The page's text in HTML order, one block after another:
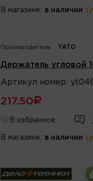
В магазине: в наличии
Производитель: YATO
Держатель угловой
Артикул номер :
217.50
В избранное
В магазине: в наличии